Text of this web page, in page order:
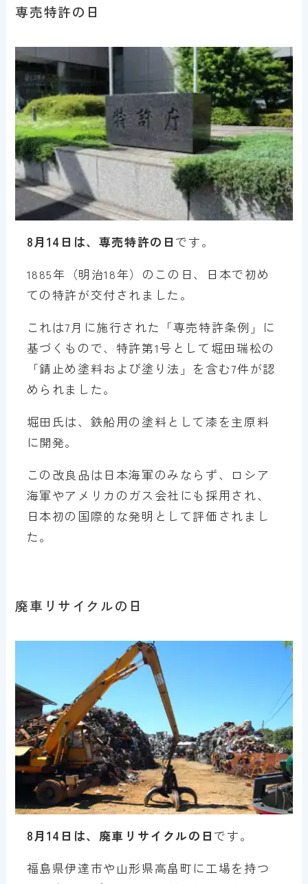
専売特許の日
8月14日は、専売特許の日 です。
1885年（明治18年）のこの日、日本で初め
ての特許が交付されました。
これは7月に施行された「専売特許条例」に
基づくもので、特許第1号として堀田瑞松の
「錆止め塗料および塗り法」を含む7件が認
められました。
堀田氏は、鉄船用の塗料として漆を主原料
に開発。
この改良品は日本海軍のみならず、ロシア
海軍やアメリカのガス会社にも採用され、
日本初の国際的な発明として評価されまし
た。
廃車リサイクルの日
8月14日は、廃車リサイクルの日 です。
福島県伊達市や山形県高畠町に工場を持つ